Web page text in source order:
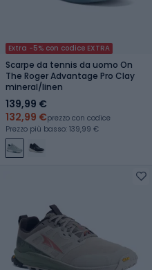
Extra -5% con codice EXTRA
Scarpe da tennis da uomo On
The Roger Advantage Pro Clay
mineral/linen
139,99 €
132,99 €prezzo con codice
Prezzo più basso: 139,99 €